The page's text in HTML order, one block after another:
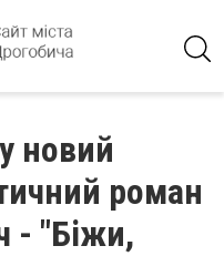
новий
роман
- "Біжи,